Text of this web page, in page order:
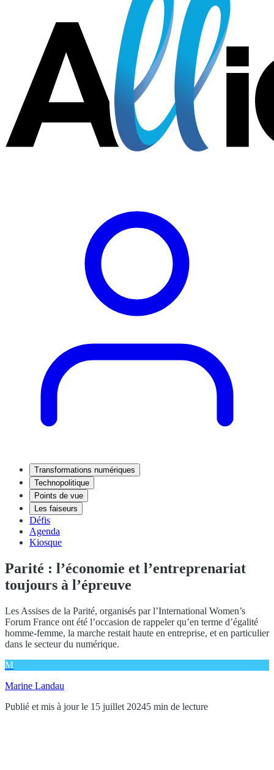
Transformations numériques
Technopolitique
Points de vue
Les faiseurs
Défis
Agenda
Kiosque
Parité : l’économie et l’entreprenariat
toujours à l’épreuve
Les Assises de la Parité, organisés par l’International Women’s
Forum France ont été l’occasion de rappeler qu’en terme d’égalité
homme-femme, la marche restait haute en entreprise, et en particulier
dans le secteur du numérique.
M
Marine Landau
Publié et mis à jour le 15 juillet 20245 min de lecture